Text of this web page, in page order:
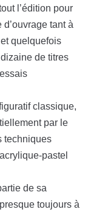
l’édition pour
tant à
quelquefois
de titres
classique,
par le
techniques
pastel
de sa
toujours à